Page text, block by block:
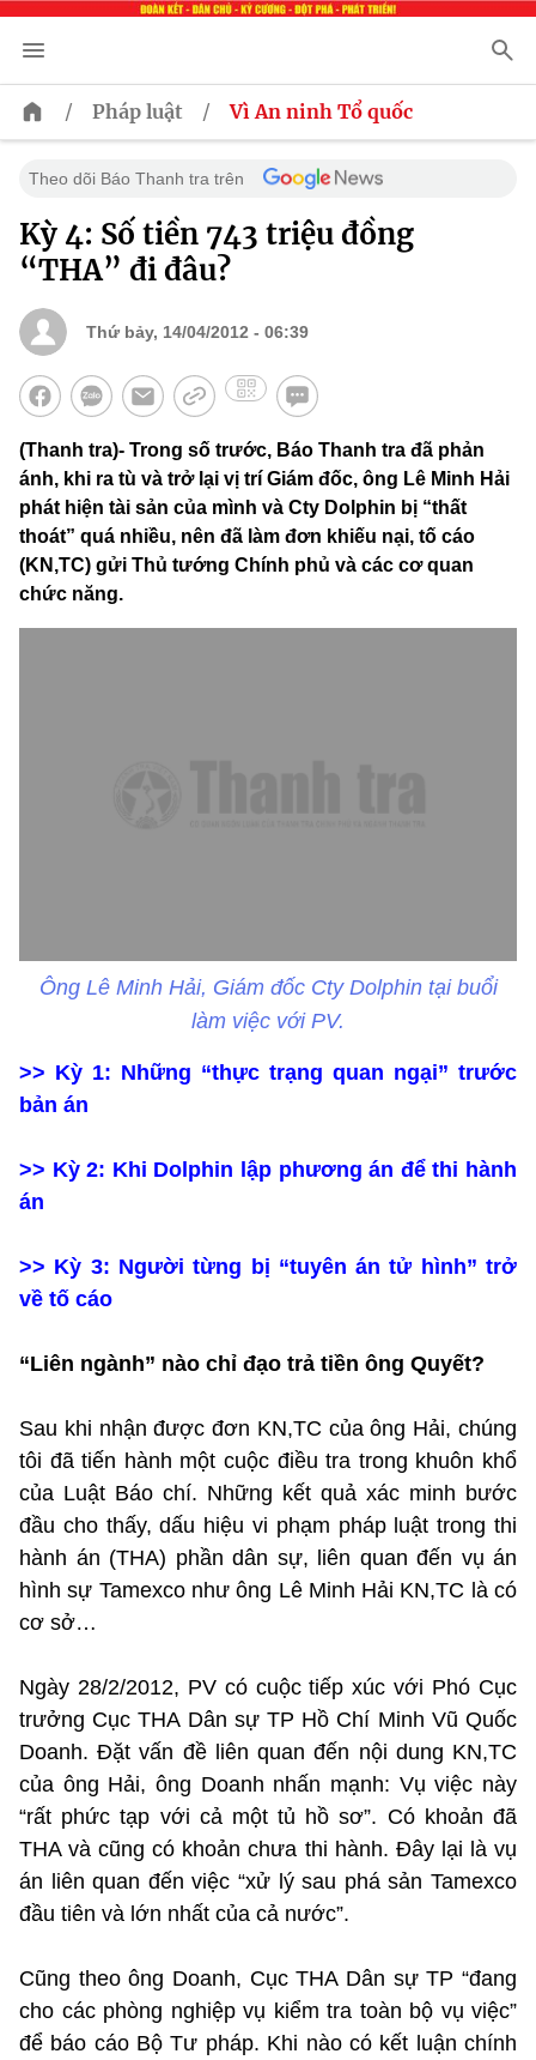
/ Pháp luật / Vì An ninh Tổ quốc
Theo dõi Báo Thanh tra trên
Kỳ 4: Số tiền 743 triệu đồng
“THA” đi đâu?
Thứ bảy, 14/04/2012 - 06:39
(Thanh tra)- Trong số trước, Báo Thanh tra đã phản
ánh, khi ra tù và trở lại vị trí Giám đốc, ông Lê Minh Hải
phát hiện tài sản của mình và Cty Dolphin bị “thất
thoát” quá nhiều, nên đã làm đơn khiếu nại, tố cáo
(KN,TC) gửi Thủ tướng Chính phủ và các cơ quan
chức năng.
Ông Lê Minh Hải, Giám đốc Cty Dolphin tại buổi
làm việc với PV.
>> Kỳ 1: Những “thực trạng quan ngại” trước
bản án
>> Kỳ 2: Khi Dolphin lập phương án để thi hành
án
>> Kỳ 3: Người từng bị “tuyên án tử hình” trở
về tố cáo
“Liên ngành” nào chỉ đạo trả tiền ông Quyết?
Sau khi nhận được đơn KN,TC của ông Hải, chúng
tôi đã tiến hành một cuộc điều tra trong khuôn khổ
của Luật Báo chí. Những kết quả xác minh bước
đầu cho thấy, dấu hiệu vi phạm pháp luật trong thi
hành án (THA) phần dân sự, liên quan đến vụ án
hình sự Tamexco như ông Lê Minh Hải KN,TC là có
cơ sở…
Ngày 28/2/2012, PV có cuộc tiếp xúc với Phó Cục
trưởng Cục THA Dân sự TP Hồ Chí Minh Vũ Quốc
Doanh. Đặt vấn đề liên quan đến nội dung KN,TC
của ông Hải, ông Doanh nhấn mạnh: Vụ việc này
“rất phức tạp với cả một tủ hồ sơ”. Có khoản đã
THA và cũng có khoản chưa thi hành. Đây lại là vụ
án liên quan đến việc “xử lý sau phá sản Tamexco
đầu tiên và lớn nhất của cả nước”.
Cũng theo ông Doanh, Cục THA Dân sự TP “đang
cho các phòng nghiệp vụ kiểm tra toàn bộ vụ việc”
để báo cáo Bộ Tư pháp. Khi nào có kết luận chính